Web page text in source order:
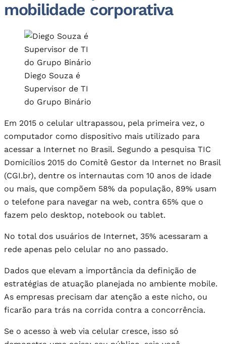
mobilidade corporativa
Diego Souza é
Supervisor de TI
do Grupo Binário
Em 2015 o celular ultrapassou, pela primeira vez, o
computador como dispositivo mais utilizado para
acessar a Internet no Brasil. Segundo a pesquisa TIC
Domicílios 2015 do Comitê Gestor da Internet no Brasil
(CGI.br), dentre os internautas com 10 anos de idade
ou mais, que compõem 58% da população, 89% usam
o telefone para navegar na web, contra 65% que o
fazem pelo desktop, notebook ou tablet.
No total dos usuários de Internet, 35% acessaram a
rede apenas pelo celular no ano passado.
Dados que elevam a importância da definição de
estratégias de atuação planejada no ambiente mobile.
As empresas precisam dar atenção a este nicho, ou
ficarão para trás na corrida contra a concorrência.
Se o acesso à web via celular cresce, isso só